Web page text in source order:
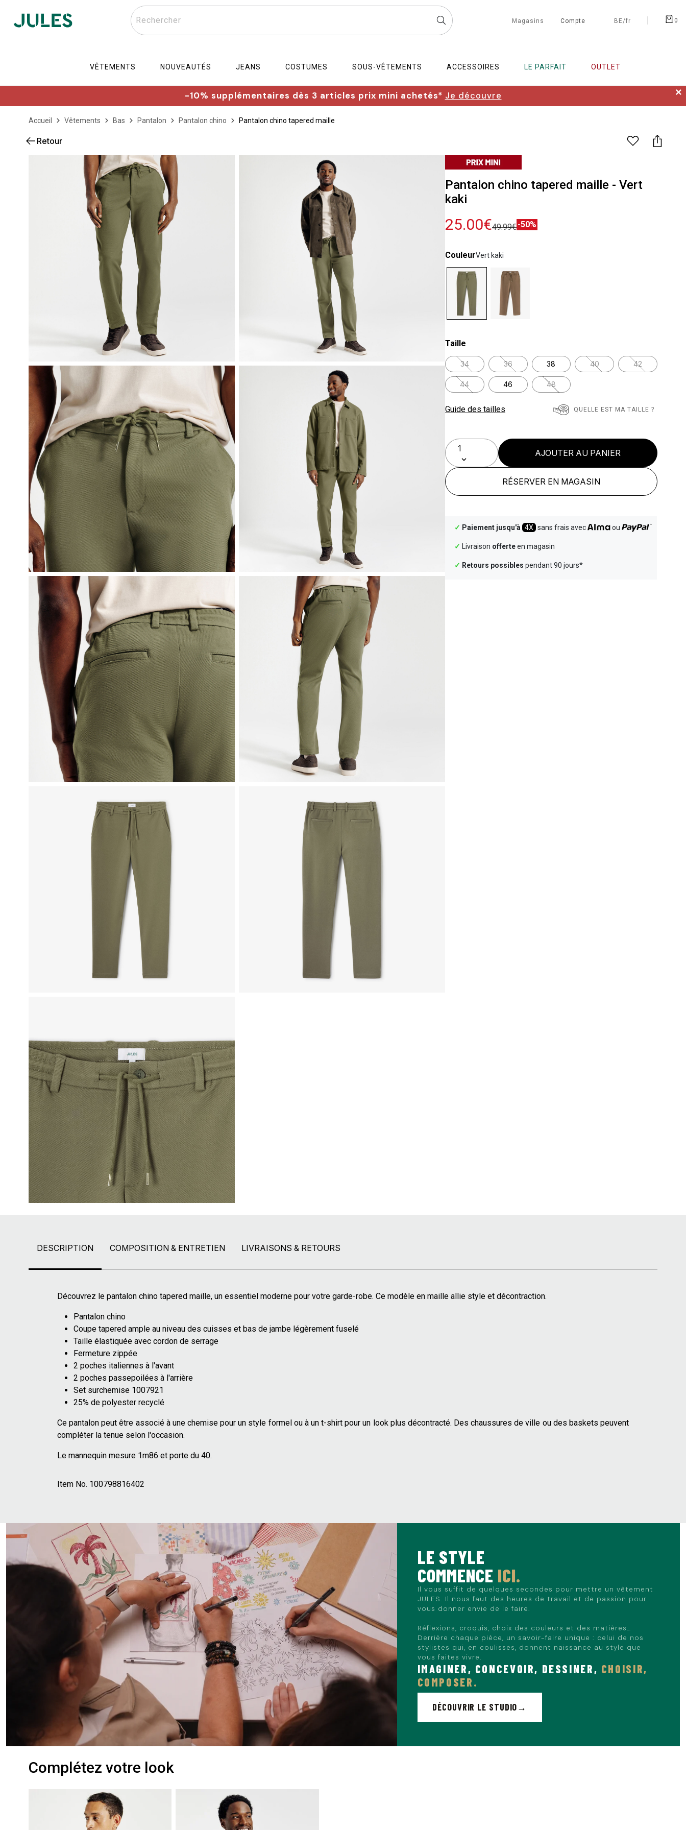
Rechercher Magasins Compte BE/fr 0
VÊTEMENTS NOUVEAUTÉS JEANS COSTUMES SOUS-VÊTEMENTS ACCESSOIRES LE PARFAIT OUTLET
-10% supplémentaires dès 3 articles prix mini achetés* Je découvre ✕
Accueil Vêtements Bas Pantalon Pantalon chino Pantalon chino tapered maille
Retour
Pantalon chino tapered maille - Vert
kaki
25.00€49.99€-50%
CouleurVert kaki
Taille
34 36 38 40 42
44 46 48
Guide des tailles QUELLE EST MA TAILLE ?
AJOUTER AU PANIER
RÉSERVER EN MAGASIN
✓ Paiement jusqu'à 4X sans frais avec ou
✓ Livraison offerteen magasin
✓ Retours possibles pendant 90 jours*
DESCRIPTION COMPOSITION & ENTRETIEN LIVRAISONS & RETOURS
Découvrez le pantalon chino tapered maille, un essentiel moderne pour votre garde-robe. Ce modèle en maille allie style et décontraction.
Pantalon chino
Coupe tapered ample au niveau des cuisses et bas de jambe légèrement fuselé
Taille élastiquée avec cordon de serrage
Fermeture zippée
2 poches italiennes à l'avant
2 poches passepoilées à l'arrière
Set surchemise 1007921
25% de polyester recyclé
Ce pantalon peut être associé à une chemise pour un style formel ou à un t-shirt pour un look plus décontracté. Des chaussures de ville ou des baskets peuvent
compléter la tenue selon l'occasion.
Le mannequin mesure 1m86 et porte du 40.
Item No. 100798816402
LE STYLE
COMMENCE ICI.
Il vous suffit de quelques secondes pour mettre un vêtement
JULES. Il nous faut des heures de travail et de passion pour
vous donner envie de le faire.
Réflexions, croquis, choix des couleurs et des matières…
Derrière chaque pièce, un savoir-faire unique : celui de nos
stylistes qui, en coulisses, donnent naissance au style que
vous faites vivre.
IMAGINER, CONCEVOIR, DESSINER, CHOISIR,
COMPOSER.
DÉCOUVRIR LE STUDIO
Complétez votre look